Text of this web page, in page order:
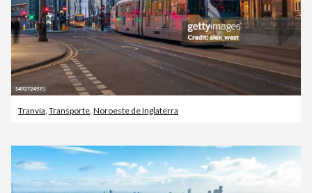
Tranvía, Transporte, Noroeste de Inglaterra